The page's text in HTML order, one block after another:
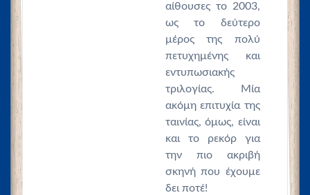
αίθουσες το 2003,
ως το δεύτερο
μέρος της πολύ
πετυχημένης και
εντυπωσιακής
τριλογίας. Μία
ακόμη επιτυχία της
ταινίας, όμως, είναι
και το ρεκόρ για
την πιο ακριβή
σκηνή που έχουμε
δει ποτέ!